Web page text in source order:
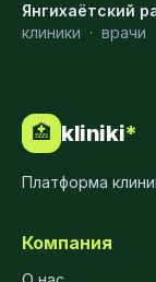
Янгихаётский
клиники · врачи
🏥 kliniki*
Платформа
Компания